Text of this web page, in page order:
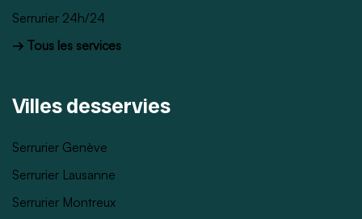
Serrurier 24h/24
→ Tous les services
Villes desservies
Serrurier Genève
Serrurier Lausanne
Serrurier Montreux